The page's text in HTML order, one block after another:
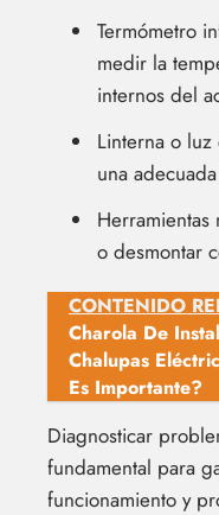
Termómetro
medir la
internos del
Linterna o
una
Herramientas
o desmontar
CONTENIDO
Charola De
Chalupas
Es Importante?
Diagnosticar
fundamental para
funcionamiento y